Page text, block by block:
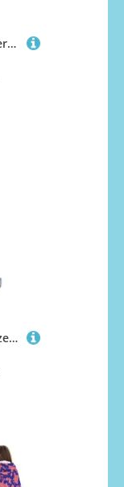
GBMBZSKP Modischer, moderner schwarz-weiß-goldener Dreiecke, Halloween-Kapuzenumhang, Maskerade, Party, Cosplay, Kostüme, Ostern, Unisex, Vampir-Hexen-Umhang für Erwachsene
GBMBZSKP Halloween-Kapuzenumhang, Hexenhut für Jungen, Mädchen, Kinder, 85–134 cm, Kapuzenumhang, Halloween, Vampir-Kostüm, Cosplay, Ostern, Maskerade, Party